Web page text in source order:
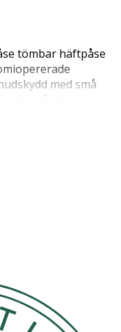
tömbar häftpåse
med små
som
kan kopplas till
förskrivas